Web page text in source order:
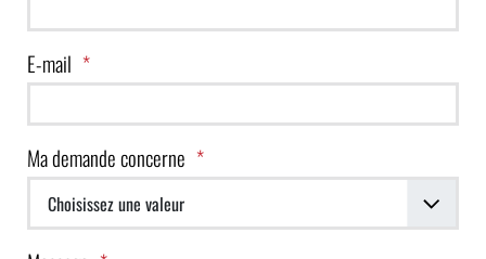
E-mail
Ma demande concerne